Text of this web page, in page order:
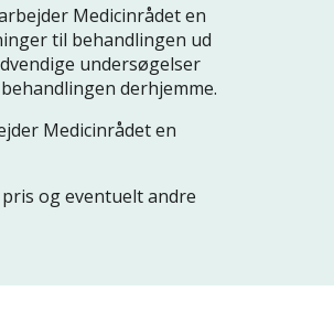
Medicinrådet en
til behandlingen ud
undersøgelser
derhjemme.
Medicinrådet en
og eventuelt andre